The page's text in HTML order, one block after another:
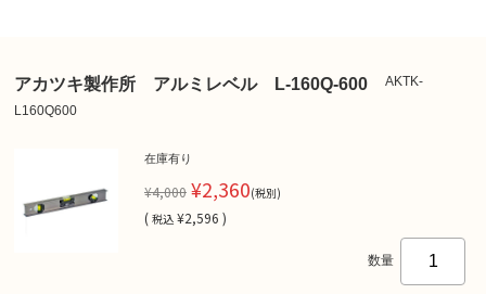
アカツキ製作所 アルミレベル L-160Q-600
AKTK-
L160Q600
在庫有り
¥4,000 ¥2,360(税別)
( 税込 ¥2,596 )
数量